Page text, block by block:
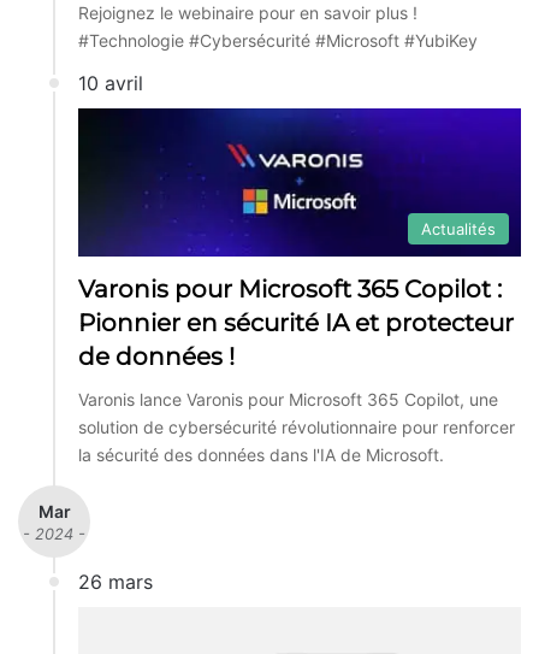
Rejoignez le webinaire pour en savoir plus !
#Technologie #Cybersécurité #Microsoft #YubiKey
10 avril
Actualités
Varonis pour Microsoft 365 Copilot :
Pionnier en sécurité IA et protecteur
de données !
Varonis lance Varonis pour Microsoft 365 Copilot, une
solution de cybersécurité révolutionnaire pour renforcer
la sécurité des données dans l'IA de Microsoft.
Mar
- 2024 -
26 mars